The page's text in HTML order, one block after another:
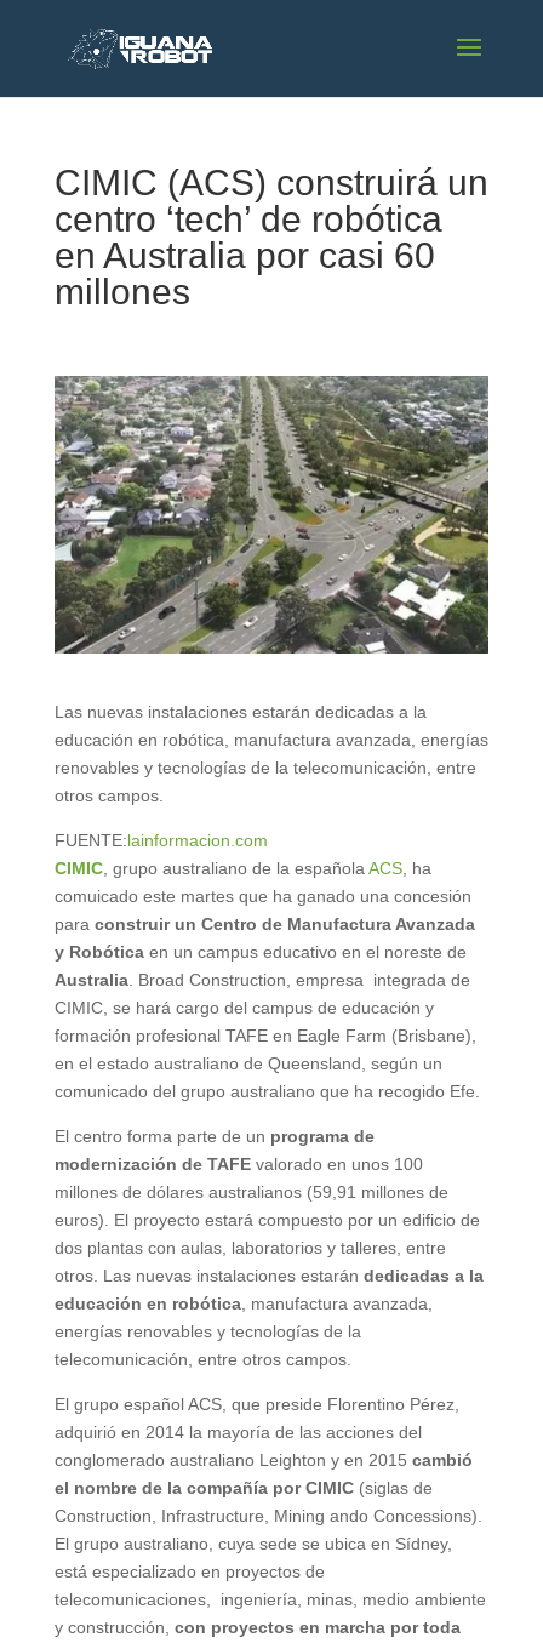
CIMIC (ACS) construirá un
centro ‘tech’ de robótica
en Australia por casi 60
millones
Las nuevas instalaciones estarán dedicadas a la
educación en robótica, manufactura avanzada, energías
renovables y tecnologías de la telecomunicación, entre
otros campos.
FUENTE:lainformacion.com
CIMIC, grupo australiano de la españolaACS, ha
comuicado este martes que ha ganado una concesión
para construir un Centro de Manufactura Avanzada
y Robóticaen un campus educativo en el noreste de
Australia. Broad Construction, empresa integrada de
CIMIC, se hará cargo del campus de educación y
formación profesional TAFE en Eagle Farm (Brisbane),
en el estado australiano de Queensland, según un
comunicado del grupo australiano que ha recogido Efe.
El centro forma parte de un programa de
modernización de TAFEvalorado en unos 100
millones de dólares australianos (59,91 millones de
euros). El proyecto estará compuesto por un edificio de
dos plantas con aulas, laboratorios y talleres, entre
otros. Las nuevas instalaciones estarán dedicadas a la
educación en robótica, manufactura avanzada,
energías renovables y tecnologías de la
telecomunicación, entre otros campos.
El grupo español ACS, que preside Florentino Pérez,
adquirió en 2014 la mayoría de las acciones del
conglomerado australiano Leighton y en 2015 cambió
el nombre de la compañía por CIMIC(siglas de
Construction, Infrastructure, Mining ando Concessions).
El grupo australiano, cuya sede se ubica en Sídney,
está especializado en proyectos de
telecomunicaciones, ingeniería, minas, medio ambiente
y construcción, con proyectos en marcha por toda